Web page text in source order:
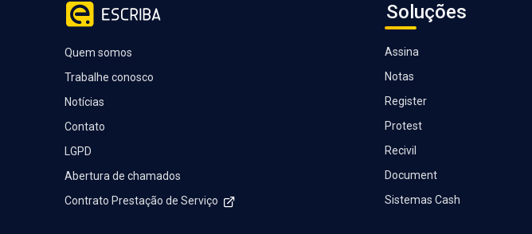
Quem somos
Trabalhe conosco
Notícias
Contato
LGPD
Abertura de chamados
Contrato Prestação de Serviço
Soluções
Assina
Notas
Register
Protest
Recivil
Document
Sistemas Cash